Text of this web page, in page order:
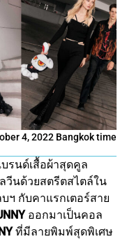
4, 2022 Bangkok time
รนด์เสื้อผ้าสุดคูล
วีนด้วยสตรีตสไตล์ใน
กับคาแรกเตอร์สาย
ออกมาเป็นคอล
ที่มีลายพิมพ์สุดพิเศษ